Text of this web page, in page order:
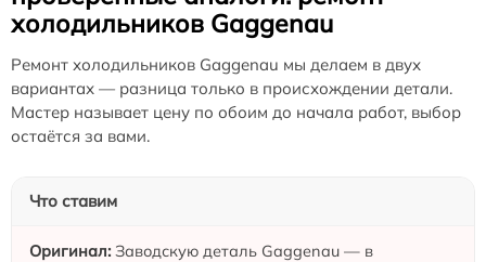
холодильников Gaggenau
Ремонт холодильников Gaggenau мы делаем в двух
вариантах — разница только в происхождении детали.
Мастер называет цену по обоим до начала работ, выбор
остаётся за вами.
Что ставим
Заводскую деталь Gaggenau — в